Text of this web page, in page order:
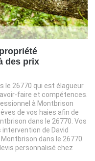
des prix
le 26770 qui est élagueur
faire et compétences.
à Montbrison
de vos haies afin de
dans le 26770. Vos
de David
dans le 26770.
personnalisé chez